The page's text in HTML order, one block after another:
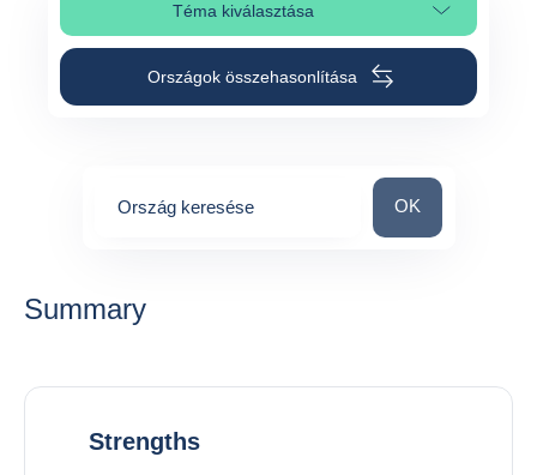
Téma kiválasztásaOldalszakasz kiválasztása
Országok összehasonlítása
Ország keresése Ország keresése
OK
Summary
Strengths